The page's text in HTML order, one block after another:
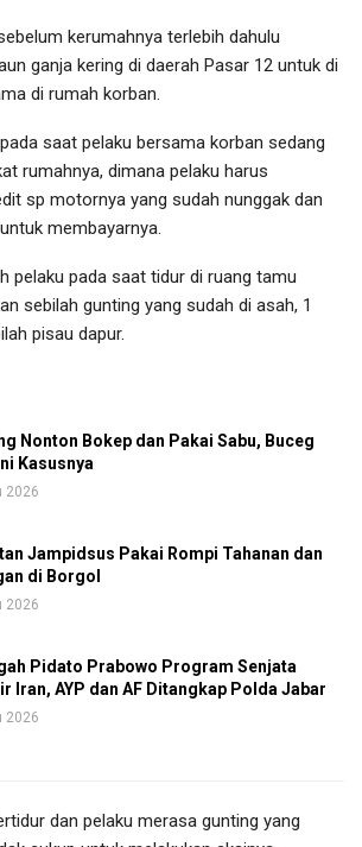
kerumahnya terlebih dahulu
ganja kering di daerah Pasar 12 untuk di
di rumah korban.
saat pelaku bersama korban sedang
rumahnya, dimana pelaku harus
sp motornya yang sudah nunggak dan
membayarnya.
pelaku pada saat tidur di ruang tamu
sebilah gunting yang sudah di asah, 1
pisau dapur.
Nonton Bokep dan Pakai Sabu, Buceg
Kasusnya
2026
Jampidsus Pakai Rompi Tahanan dan
di Borgol
2026
Pidato Prabowo Program Senjata
Iran, AYP dan AF Ditangkap Polda Jabar
2026
dan pelaku merasa gunting yang